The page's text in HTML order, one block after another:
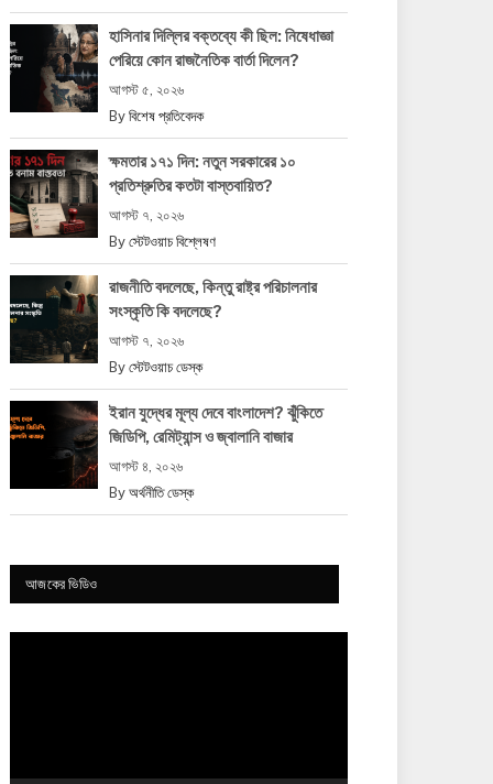
হাসিনার দিল্লির বক্তব্যে কী ছিল: নিষেধাজ্ঞা
পেরিয়ে কোন রাজনৈতিক বার্তা দিলেন?
আগস্ট ৫, ২০২৬
By বিশেষ প্রতিবেদক
ক্ষমতার ১৭১ দিন: নতুন সরকারের ১০
প্রতিশ্রুতির কতটা বাস্তবায়িত?
আগস্ট ৭, ২০২৬
By স্টেটওয়াচ বিশ্লেষণ
রাজনীতি বদলেছে, কিন্তু রাষ্ট্র পরিচালনার
সংস্কৃতি কি বদলেছে?
আগস্ট ৭, ২০২৬
By স্টেটওয়াচ ডেস্ক
ইরান যুদ্ধের মূল্য দেবে বাংলাদেশ? ঝুঁকিতে
জিডিপি, রেমিট্যান্স ও জ্বালানি বাজার
আগস্ট ৪, ২০২৬
By অর্থনীতি ডেস্ক
আজকের ভিডিও